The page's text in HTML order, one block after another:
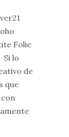
Folie
Si lo
de
que